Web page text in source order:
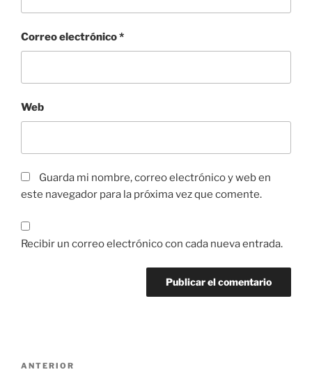
Correo electrónico*
Web
Guarda mi nombre, correo electrónico y web en
este navegador para la próxima vez que comente.
Recibir un correo electrónico con cada nueva entrada.
ANTERIOR